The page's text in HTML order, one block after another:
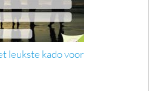
leukste kado voor